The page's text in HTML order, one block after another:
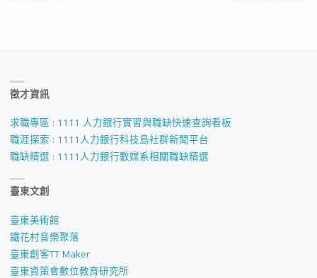
徵才資訊
求職專區 : 1111 人力銀行實習與職缺快速查詢看板
職涯探索 : 1111人力銀行科技島社群新聞平台
職缺精選 : 1111人力銀行數媒系相關職缺精選
臺東文創
臺東美術館
鐵花村音樂聚落
臺東創客TT Maker
臺東資策會數位教育研究所